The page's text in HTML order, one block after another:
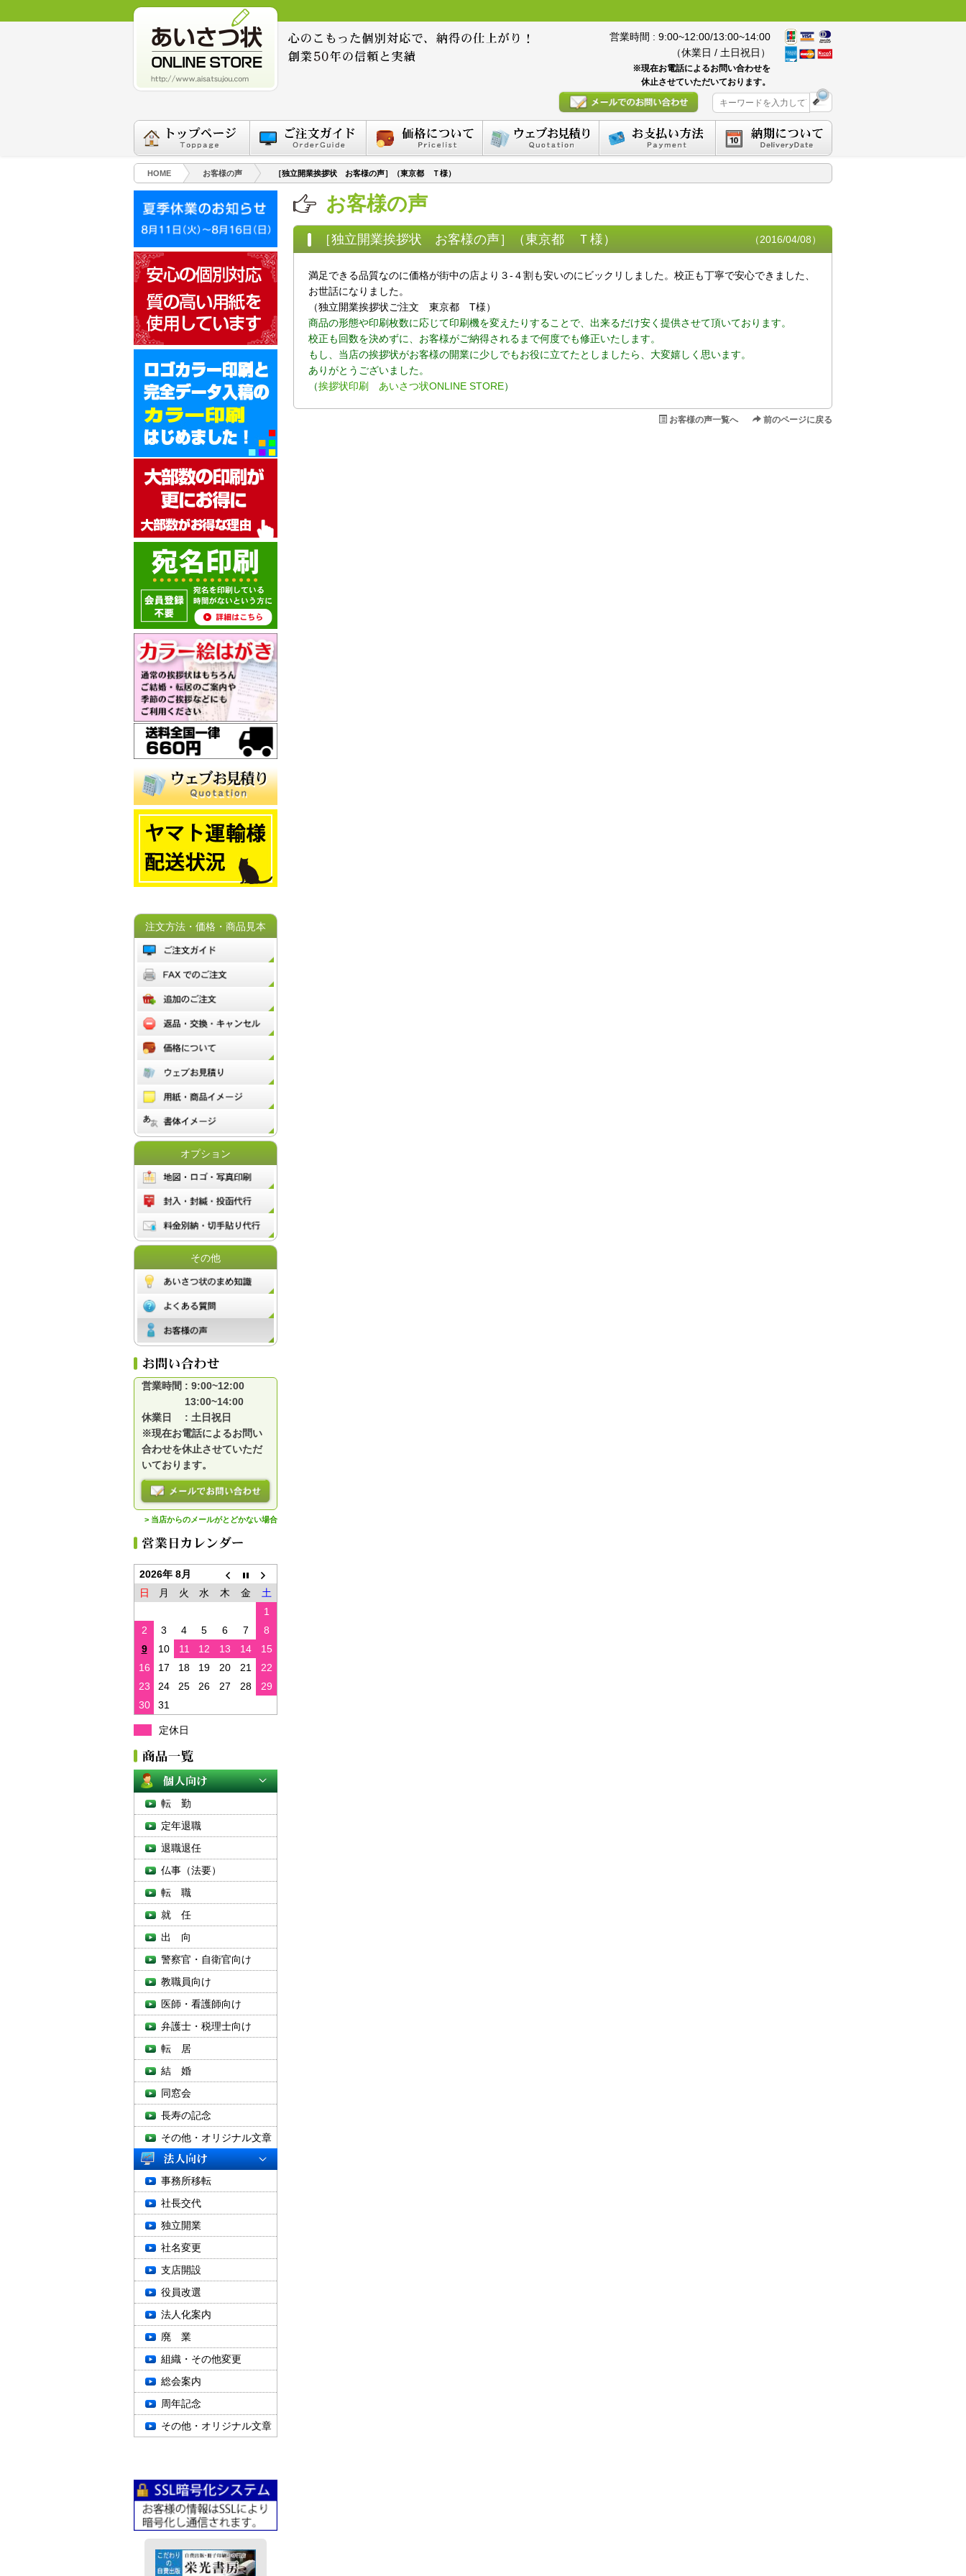
営業時間 : 9:00~12:00/13:00~14:00
（休業日 / 土日祝日）
※現在お電話によるお問い合わせを
休止させていただいております。
HOME お客様の声 ［独立開業挨拶状 お客様の声］（東京都 Ｔ様）
お客様の声
［独立開業挨拶状 お客様の声］（東京都 Ｔ様） （2016/04/08）
満足できる品質なのに価格が街中の店より３-４割も安いのにビックリしました。校正も丁寧で安心できました、
お世話になりました。
（独立開業挨拶状ご注文 東京都 T様）
商品の形態や印刷枚数に応じて印刷機を変えたりすることで、出来るだけ安く提供させて頂いております。
校正も回数を決めずに、お客様がご納得されるまで何度でも修正いたします。
もし、当店の挨拶状がお客様の開業に少しでもお役に立てたとしましたら、大変嬉しく思います。
ありがとうございました。
（挨拶状印刷 あいさつ状ONLINE STORE）
お客様の声一覧へ 前のページに戻る
注文方法・価格・商品見本
オプション
その他
営業時間 : 9:00~12:00
13:00~14:00
休業日 : 土日祝日
※現在お電話によるお問い
合わせを休止させていただ
いております。
> 当店からのメールがとどかない場合
2026年 8月
日
月 火 水 木 金
土
1
2
3 4 5 6 7
8
9
10 11 12 13 14
15
16
17 18 19 20 21
22
23
24 25 26 27 28
29
30
31
定休日
転 勤
定年退職
退職退任
仏事（法要）
転 職
就 任
出 向
警察官・自衛官向け
教職員向け
医師・看護師向け
弁護士・税理士向け
転 居
結 婚
同窓会
長寿の記念
その他・オリジナル文章
事務所移転
社長交代
独立開業
社名変更
支店開設
役員改選
法人化案内
廃 業
組織・その他変更
総会案内
周年記念
その他・オリジナル文章